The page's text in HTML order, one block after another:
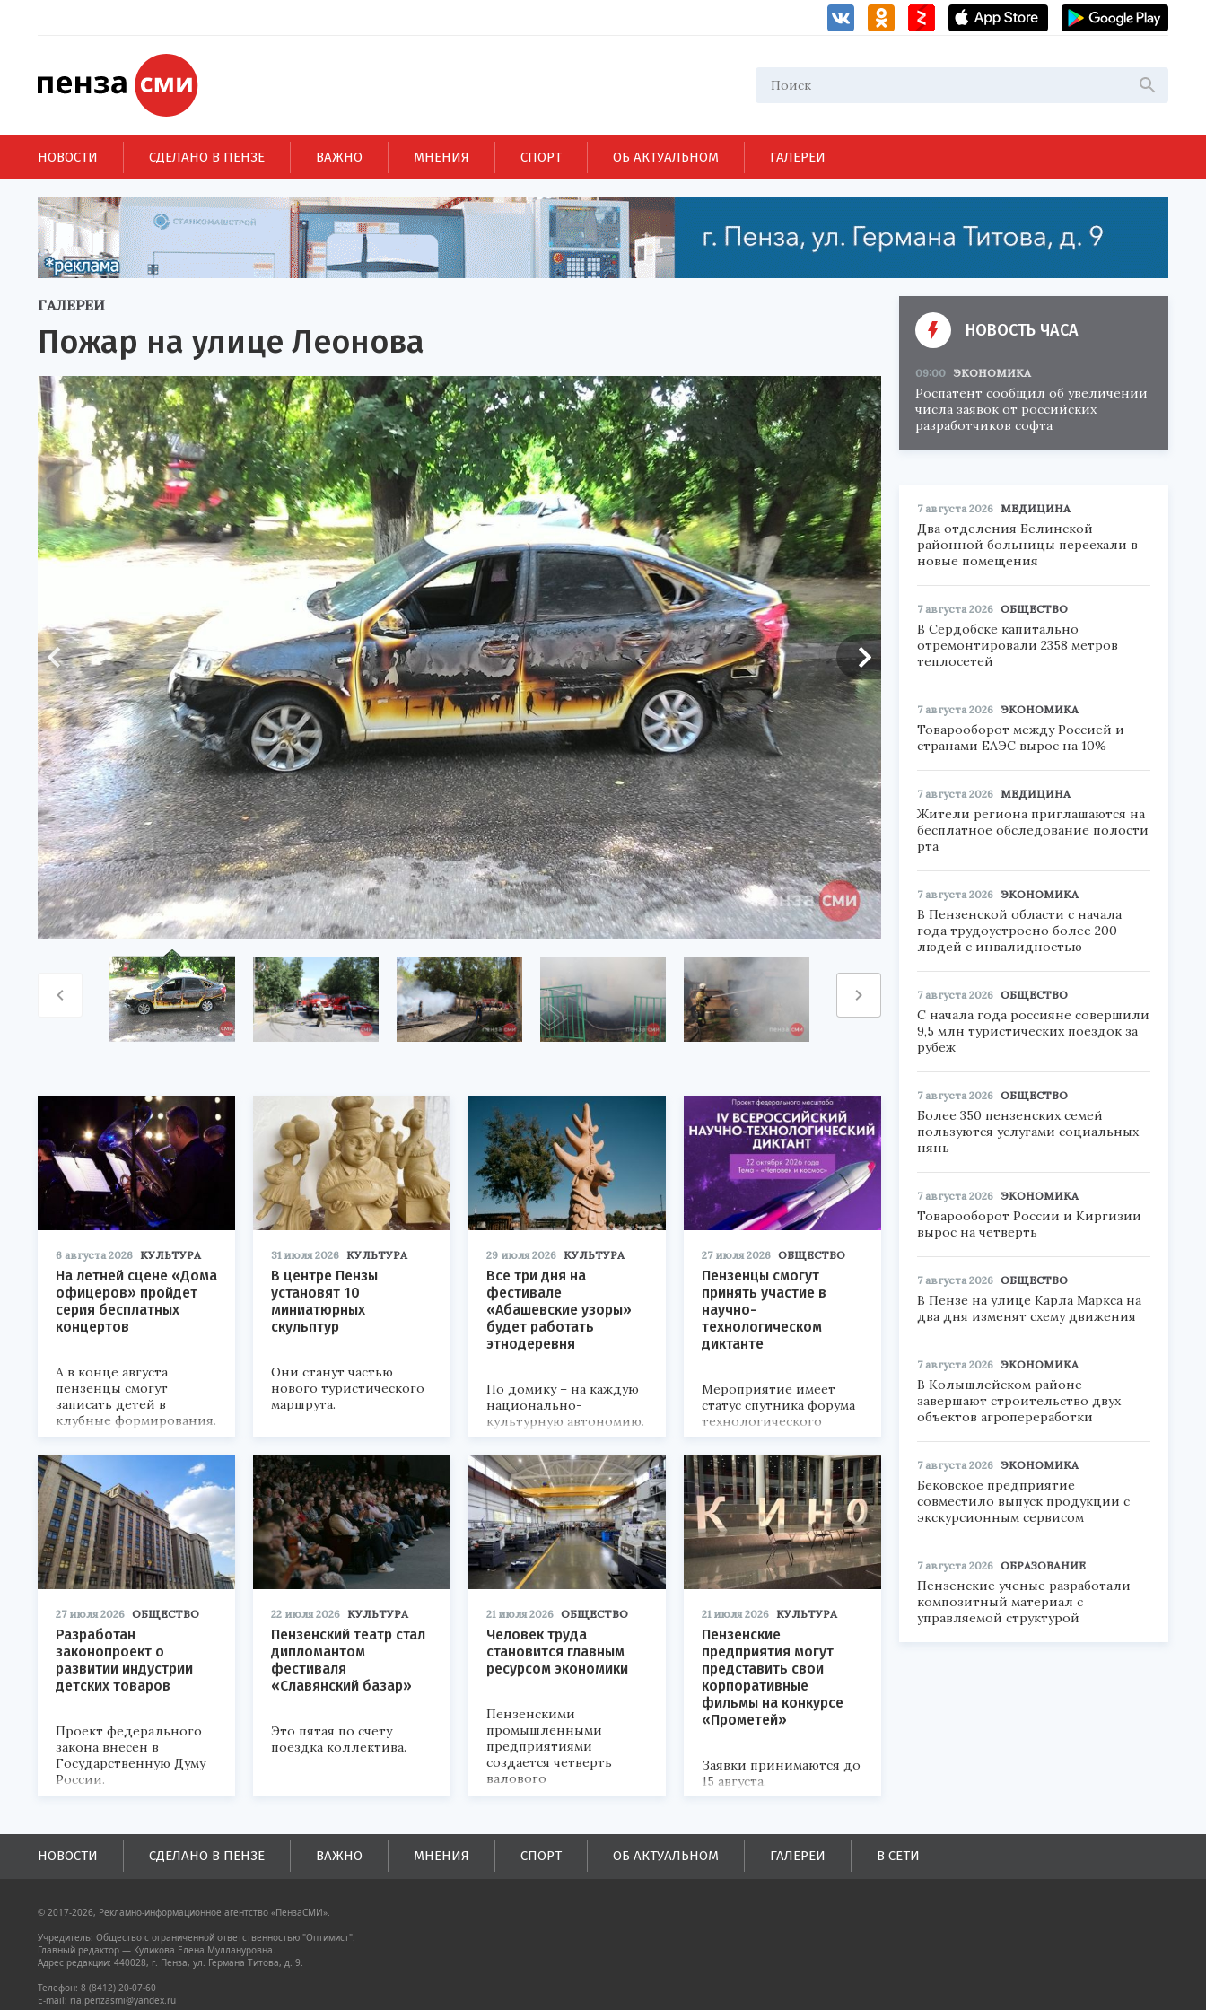
НОВОСТИ СДЕЛАНО В ПЕНЗЕ ВАЖНО МНЕНИЯ СПОРТ ОБ АКТУАЛЬНОМ ГАЛЕРЕИ
ГАЛЕРЕИ
Пожар на улице Леонова
6 августа 2026 КУЛЬТУРА
На летней сцене «Дома
офицеров» пройдет
серия бесплатных
концертов
А в конце августа
пензенцы смогут
записать детей в
клубные формирования.
31 июля 2026 КУЛЬТУРА
В центре Пензы
установят 10
миниатюрных
скульптур
Они станут частью
нового туристического
маршрута.
29 июля 2026 КУЛЬТУРА
Все три дня на
фестивале
«Абашевские узоры»
будет работать
этнодеревня
По домику – на каждую
национально-
культурную автономию.
27 июля 2026 ОБЩЕСТВО
Пензенцы смогут
принять участие в
научно-
технологическом
диктанте
Мероприятие имеет
статус спутника форума
технологического
развития
«Технопром-2026».
27 июля 2026 ОБЩЕСТВО
Разработан
законопроект о
развитии индустрии
детских товаров
Проект федерального
закона внесен в
Государственную Думу
России.
22 июля 2026 КУЛЬТУРА
Пензенский театр стал
дипломантом
фестиваля
«Славянский базар»
Это пятая по счету
поездка коллектива.
21 июля 2026 ОБЩЕСТВО
Человек труда
становится главным
ресурсом экономики
Пензенскими
промышленными
предприятиями
создается четверть
валового
регионального
половины налоговых
поступлений в
бюджеты всех уровней.
21 июля 2026 КУЛЬТУРА
Пензенские
предприятия могут
представить свои
корпоративные
фильмы на конкурсе
«Прометей»
Заявки принимаются до
15 августа.
НОВОСТЬ ЧАСА
09:00 ЭКОНОМИКА
Роспатент сообщил об увеличении
числа заявок от российских
разработчиков софта
7 августа 2026 МЕДИЦИНА
Два отделения Белинской
районной больницы переехали в
новые помещения
7 августа 2026 ОБЩЕСТВО
В Сердобске капитально
отремонтировали 2358 метров
теплосетей
7 августа 2026 ЭКОНОМИКА
Товарооборот между Россией и
странами ЕАЭС вырос на 10%
7 августа 2026 МЕДИЦИНА
Жители региона приглашаются на
бесплатное обследование полости
рта
7 августа 2026 ЭКОНОМИКА
В Пензенской области с начала
года трудоустроено более 200
людей с инвалидностью
7 августа 2026 ОБЩЕСТВО
С начала года россияне совершили
9,5 млн туристических поездок за
рубеж
7 августа 2026 ОБЩЕСТВО
Более 350 пензенских семей
пользуются услугами социальных
нянь
7 августа 2026 ЭКОНОМИКА
Товарооборот России и Киргизии
вырос на четверть
7 августа 2026 ОБЩЕСТВО
В Пензе на улице Карла Маркса на
два дня изменят схему движения
7 августа 2026 ЭКОНОМИКА
В Колышлейском районе
завершают строительство двух
объектов агропереработки
7 августа 2026 ЭКОНОМИКА
Бековское предприятие
совместило выпуск продукции с
экскурсионным сервисом
7 августа 2026 ОБРАЗОВАНИЕ
Пензенские ученые разработали
композитный материал с
управляемой структурой
НОВОСТИ СДЕЛАНО В ПЕНЗЕ ВАЖНО МНЕНИЯ СПОРТ ОБ АКТУАЛЬНОМ ГАЛЕРЕИ В СЕТИ
© 2017-2026, Рекламно-информационное агентство «ПензаСМИ».
Учредитель: Общество с ограниченной ответственностью "Оптимист".
Главный редактор — Куликова Елена Муллануровна.
Адрес редакции: 440028, г. Пенза, ул. Германа Титова, д. 9.
Телефон: 8 (8412) 20-07-60
E-mail: ria.penzasmi@yandex.ru